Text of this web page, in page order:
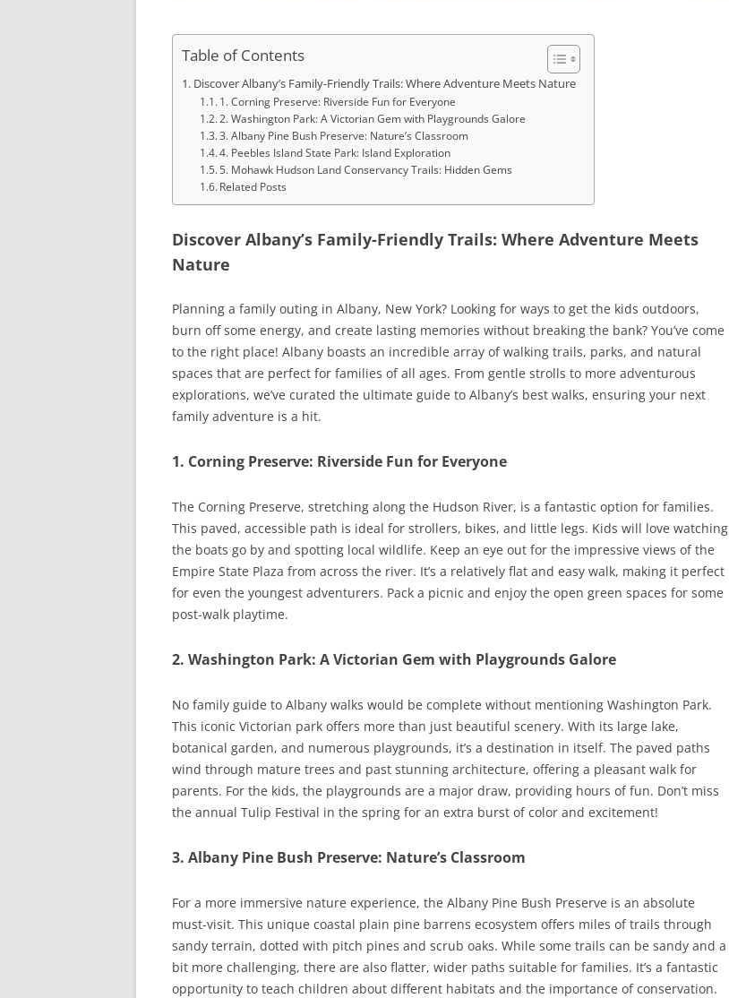
Table of Contents
Discover Albany’s Family-Friendly Trails: Where Adventure Meets Nature
1. Corning Preserve: Riverside Fun for Everyone
2. Washington Park: A Victorian Gem with Playgrounds Galore
3. Albany Pine Bush Preserve: Nature’s Classroom
4. Peebles Island State Park: Island Exploration
5. Mohawk Hudson Land Conservancy Trails: Hidden Gems
Related Posts
Discover Albany’s Family-Friendly Trails: Where Adventure Meets
Nature
Planning a family outing in Albany, New York? Looking for ways to get the kids outdoors,
burn off some energy, and create lasting memories without breaking the bank? You’ve come
to the right place! Albany boasts an incredible array of walking trails, parks, and natural
spaces that are perfect for families of all ages. From gentle strolls to more adventurous
explorations, we’ve curated the ultimate guide to Albany’s best walks, ensuring your next
family adventure is a hit.
1. Corning Preserve: Riverside Fun for Everyone
The Corning Preserve, stretching along the Hudson River, is a fantastic option for families.
This paved, accessible path is ideal for strollers, bikes, and little legs. Kids will love watching
the boats go by and spotting local wildlife. Keep an eye out for the impressive views of the
Empire State Plaza from across the river. It’s a relatively flat and easy walk, making it perfect
for even the youngest adventurers. Pack a picnic and enjoy the open green spaces for some
post-walk playtime.
2. Washington Park: A Victorian Gem with Playgrounds Galore
No family guide to Albany walks would be complete without mentioning Washington Park.
This iconic Victorian park offers more than just beautiful scenery. With its large lake,
botanical garden, and numerous playgrounds, it’s a destination in itself. The paved paths
wind through mature trees and past stunning architecture, offering a pleasant walk for
parents. For the kids, the playgrounds are a major draw, providing hours of fun. Don’t miss
the annual Tulip Festival in the spring for an extra burst of color and excitement!
3. Albany Pine Bush Preserve: Nature’s Classroom
For a more immersive nature experience, the Albany Pine Bush Preserve is an absolute
must-visit. This unique coastal plain pine barrens ecosystem offers miles of trails through
sandy terrain, dotted with pitch pines and scrub oaks. While some trails can be sandy and a
bit more challenging, there are also flatter, wider paths suitable for families. It’s a fantastic
opportunity to teach children about different habitats and the importance of conservation.